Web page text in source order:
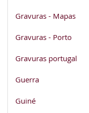
Gravuras - Mapas
Gravuras - Porto
Gravuras portugal
Guerra
Guiné